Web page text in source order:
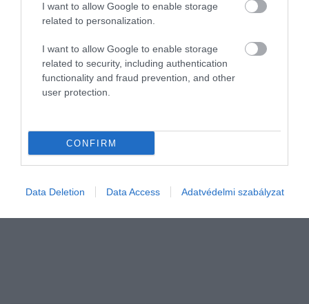
I want to allow Google to enable storage
related to personalization.
I want to allow Google to enable storage
related to security, including authentication
functionality and fraud prevention, and other
user protection.
CONFIRM
Data Deletion Data Access Adatvédelmi szabályzat
Ezek az italok nyerők lehetnek stresszes napokon
A rohanó és feszült hétköznapokon az idegrendszerünknek
azonnali támogatásra van szüksége, amit a cukros üdítők vagy a
túlzott kávéfogyasztás helyett célzottan kiválasztott, természetes
nyugtató…